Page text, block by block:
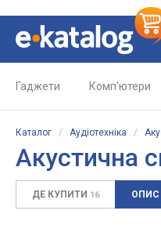
Гаджети Комп'ютери
Каталог / Аудіотехніка /
Акустична
ДЕ КУПИТИ 16 ОПИС